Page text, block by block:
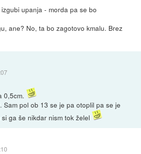
upanja - morda pa se bo
ane? No, ta bo zagotovo kmalu. Brez
0,5cm.
Sam pol ob 13 se je pa otoplil pa se je
ga še nikdar nism tok želel